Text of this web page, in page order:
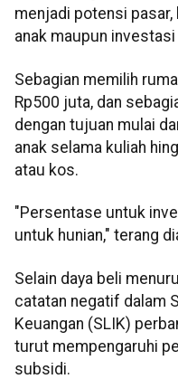
menjadi potensi
anak maupun
Sebagian memilih
Rp500 juta, dan
dengan tujuan mulai
anak selama kuliah
atau kos.
"Persentase untuk
untuk hunian," terang
Selain daya beli
catatan negatif dalam
Keuangan (SLIK)
turut mempengaruhi
subsidi.